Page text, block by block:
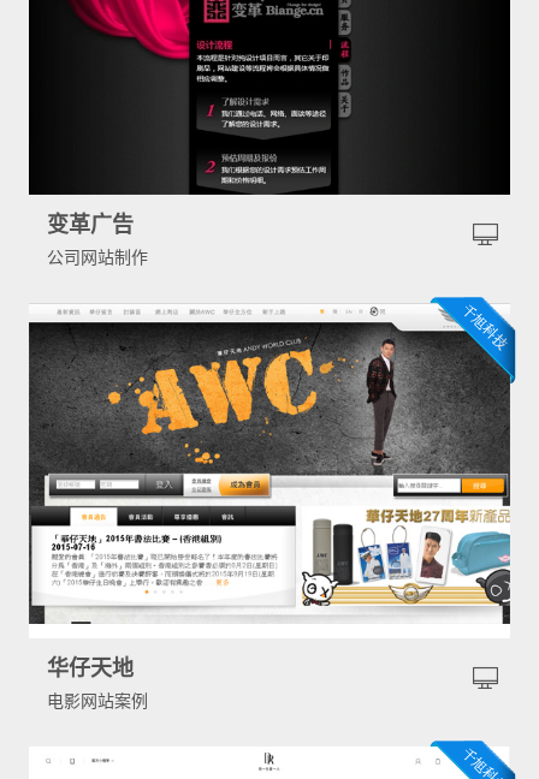
变革广告
公司网站制作
华仔天地
电影网站案例